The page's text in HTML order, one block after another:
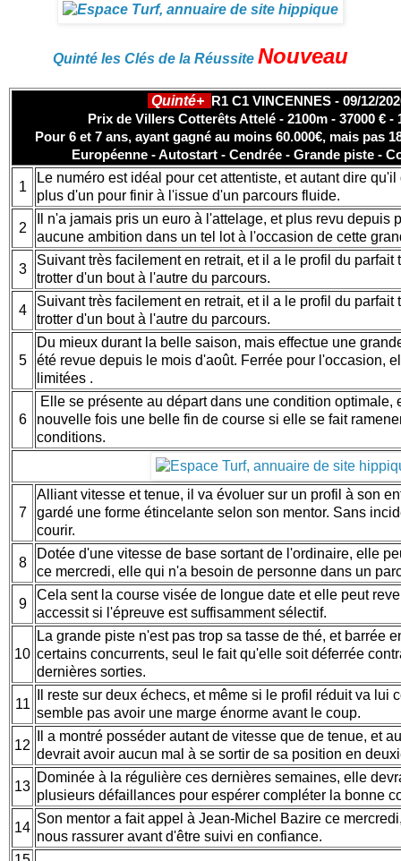
Quinté les Clés de la Réussite Nouveau
Quinté+ R1 C1 VINCENNES - 09/12/
Prix de Villers Cotterêts Attelé - 2100m - 37000 € -
Pour 6 et 7 ans, ayant gagné au moins 60.000€, mais pas
Européenne - Autostart - Cendrée - Grande piste -
1
Le numéro est idéal pour cet attentiste, et autant dire
plus d'un pour finir à l'issue d'un parcours fluide.
2
Il n'a jamais pris un euro à l'attelage, et plus revu depuis
aucune ambition dans un tel lot à l'occasion de cette
3
Suivant très facilement en retrait, et il a le profil du parfait
trotter d'un bout à l'autre du parcours.
4
Suivant très facilement en retrait, et il a le profil du parfait
trotter d'un bout à l'autre du parcours.
5
Du mieux durant la belle saison, mais effectue une
été revue depuis le mois d'août. Ferrée pour l'occasion,
limitées .
6
Elle se présente au départ dans une condition optimale,
nouvelle fois une belle fin de course si elle se fait
conditions.
7
Alliant vitesse et tenue, il va évoluer sur un profil à son
gardé une forme étincelante selon son mentor. Sans
courir.
8
Dotée d'une vitesse de base sortant de l'ordinaire, elle
ce mercredi, elle qui n'a besoin de personne dans un
9
Cela sent la course visée de longue date et elle peut
accessit si l'épreuve est suffisamment sélectif.
10
La grande piste n'est pas trop sa tasse de thé, et barrée
certains concurrents, seul le fait qu'elle soit déferrée
dernières sorties.
11
Il reste sur deux échecs, et même si le profil réduit va lui
semble pas avoir une marge énorme avant le coup.
12
Il a montré posséder autant de vitesse que de tenue, et
devrait avoir aucun mal à se sortir de sa position en
13
Dominée à la régulière ces dernières semaines, elle
plusieurs défaillances pour espérer compléter la bonne
14
Son mentor a fait appel à Jean-Michel Bazire ce
nous rassurer avant d'être suivi en confiance.